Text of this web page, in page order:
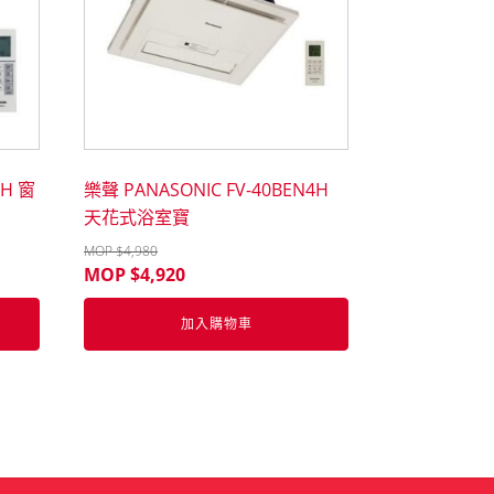
窗
樂聲 PANASONIC FV-40BEN4H
天花式浴室寶
MOP $4,980
MOP $4,920
加入購物車